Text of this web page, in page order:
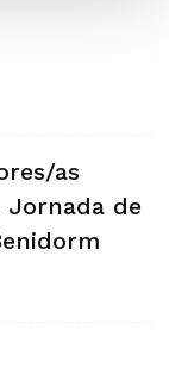
as
de